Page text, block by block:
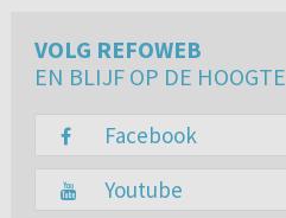
VOLG REFOWEB
EN BLIJF OP DE HOOGTE
Facebook
Youtube